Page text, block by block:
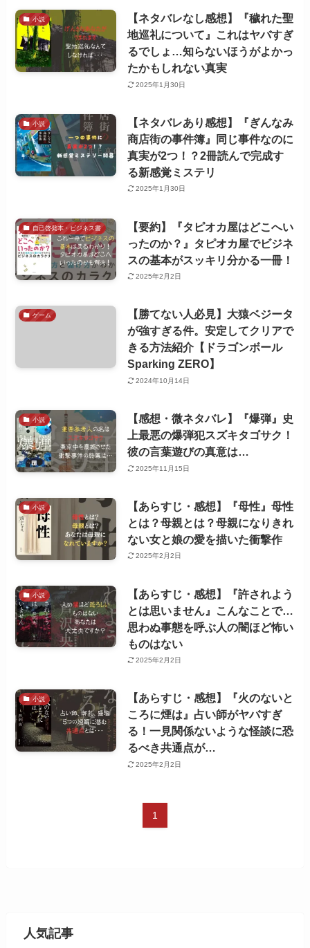
小説
【ネタバレなし感想】『穢れた聖
地巡礼について』これはヤバすぎ
るでしょ…知らないほうがよかっ
たかもしれない真実
2025年1月30日
小説
【ネタバレあり感想】『ぎんなみ
商店街の事件簿』同じ事件なのに
真実が2つ！？2冊読んで完成す
る新感覚ミステリ
2025年1月30日
自己啓発本・ビジネス書
【要約】『タピオカ屋はどこへい
ったのか？』タピオカ屋でビジネ
スの基本がスッキリ分かる一冊！
2025年2月2日
ゲーム
【勝てない人必見】大猿ベジータ
が強すぎる件。安定してクリアで
きる方法紹介【ドラゴンボール
Sparking ZERO】
2024年10月14日
小説
【感想・微ネタバレ】『爆弾』史
上最悪の爆弾犯スズキタゴサク！
彼の言葉遊びの真意は…
2025年11月15日
小説
【あらすじ・感想】『母性』母性
とは？母親とは？母親になりきれ
ない女と娘の愛を描いた衝撃作
2025年2月2日
小説
【あらすじ・感想】『許されよう
とは思いません』こんなことで…
思わぬ事態を呼ぶ人の闇ほど怖い
ものはない
2025年2月2日
小説
【あらすじ・感想】『火のないと
ころに煙は』占い師がヤバすぎ
る！一見関係ないような怪談に恐
るべき共通点が…
2025年2月2日
1
人気記事